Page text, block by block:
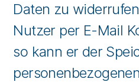
Daten zu
Nutzer per E-Mail
so kann er der